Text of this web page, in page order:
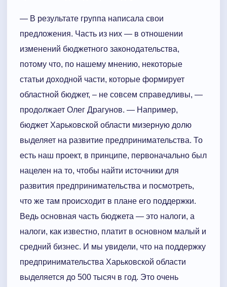
— В результате группа написала свои
предложения. Часть из них — в отношении
изменений бюджетного законодательства,
потому что, по нашему мнению, некоторые
статьи доходной части, которые формирует
областной бюджет, – не совсем справедливы, —
продолжает Олег Драгунов. — Например,
бюджет Харьковской области мизерную долю
выделяет на развитие предпринимательства. То
есть наш проект, в принципе, первоначально был
нацелен на то, чтобы найти источники для
развития предпринимательства и посмотреть,
что же там происходит в плане его поддержки.
Ведь основная часть бюджета — это налоги, а
налоги, как известно, платит в основном малый и
средний бизнес. И мы увидели, что на поддержку
предпринимательства Харьковской области
выделяется до 500 тысяч в год. Это очень